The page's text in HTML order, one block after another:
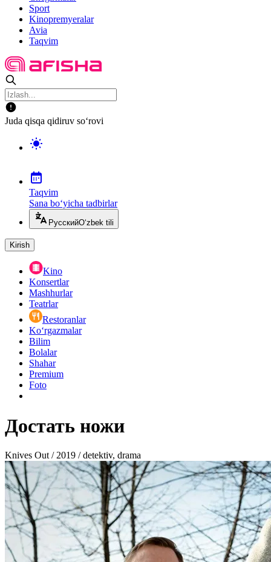
Sport
Kinopremyeralar
Avia
Taqvim
Juda qisqa qidiruv so‘rovi
Taqvim
Sana bo‘yicha tadbirlar
РусскийO‘zbek tili
Kirish
Kino
Konsertlar
Mashhurlar
Teatrlar
Restoranlar
Ko‘rgazmalar
Bilim
Bolalar
Shahar
Premium
Foto
Достать ножи
Knives Out / 2019 / detektiv, drama